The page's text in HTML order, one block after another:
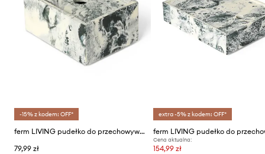
-15% z kodem: OFF*
ferm LIVING pudełko do przechowywania Mist Box
79,99 zł
extra -5% z kodem: OFF*
Cena aktualna:
154,99 zł